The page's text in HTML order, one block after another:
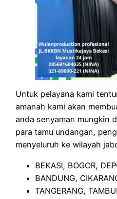
Untuk pelayana kami
amanah kami akan
anda senyaman mungkin
para tamu undangan,
menyeluruh ke wilayah
BEKASI, BOGOR,
BANDUNG,
TANGERANG,